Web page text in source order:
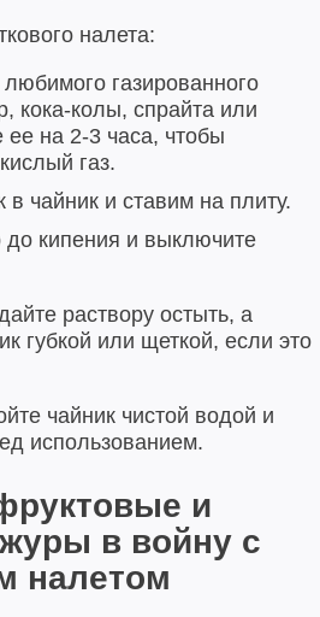
налета:
газированного
кока-колы, спрайта или
ее на 2-3 часа, чтобы
газ.
чайник и ставим на плиту.
до кипения и выключите
раствору остыть, а
губкой или щеткой, если это
чайник чистой водой и
использованием.
и
в войну с
налетом